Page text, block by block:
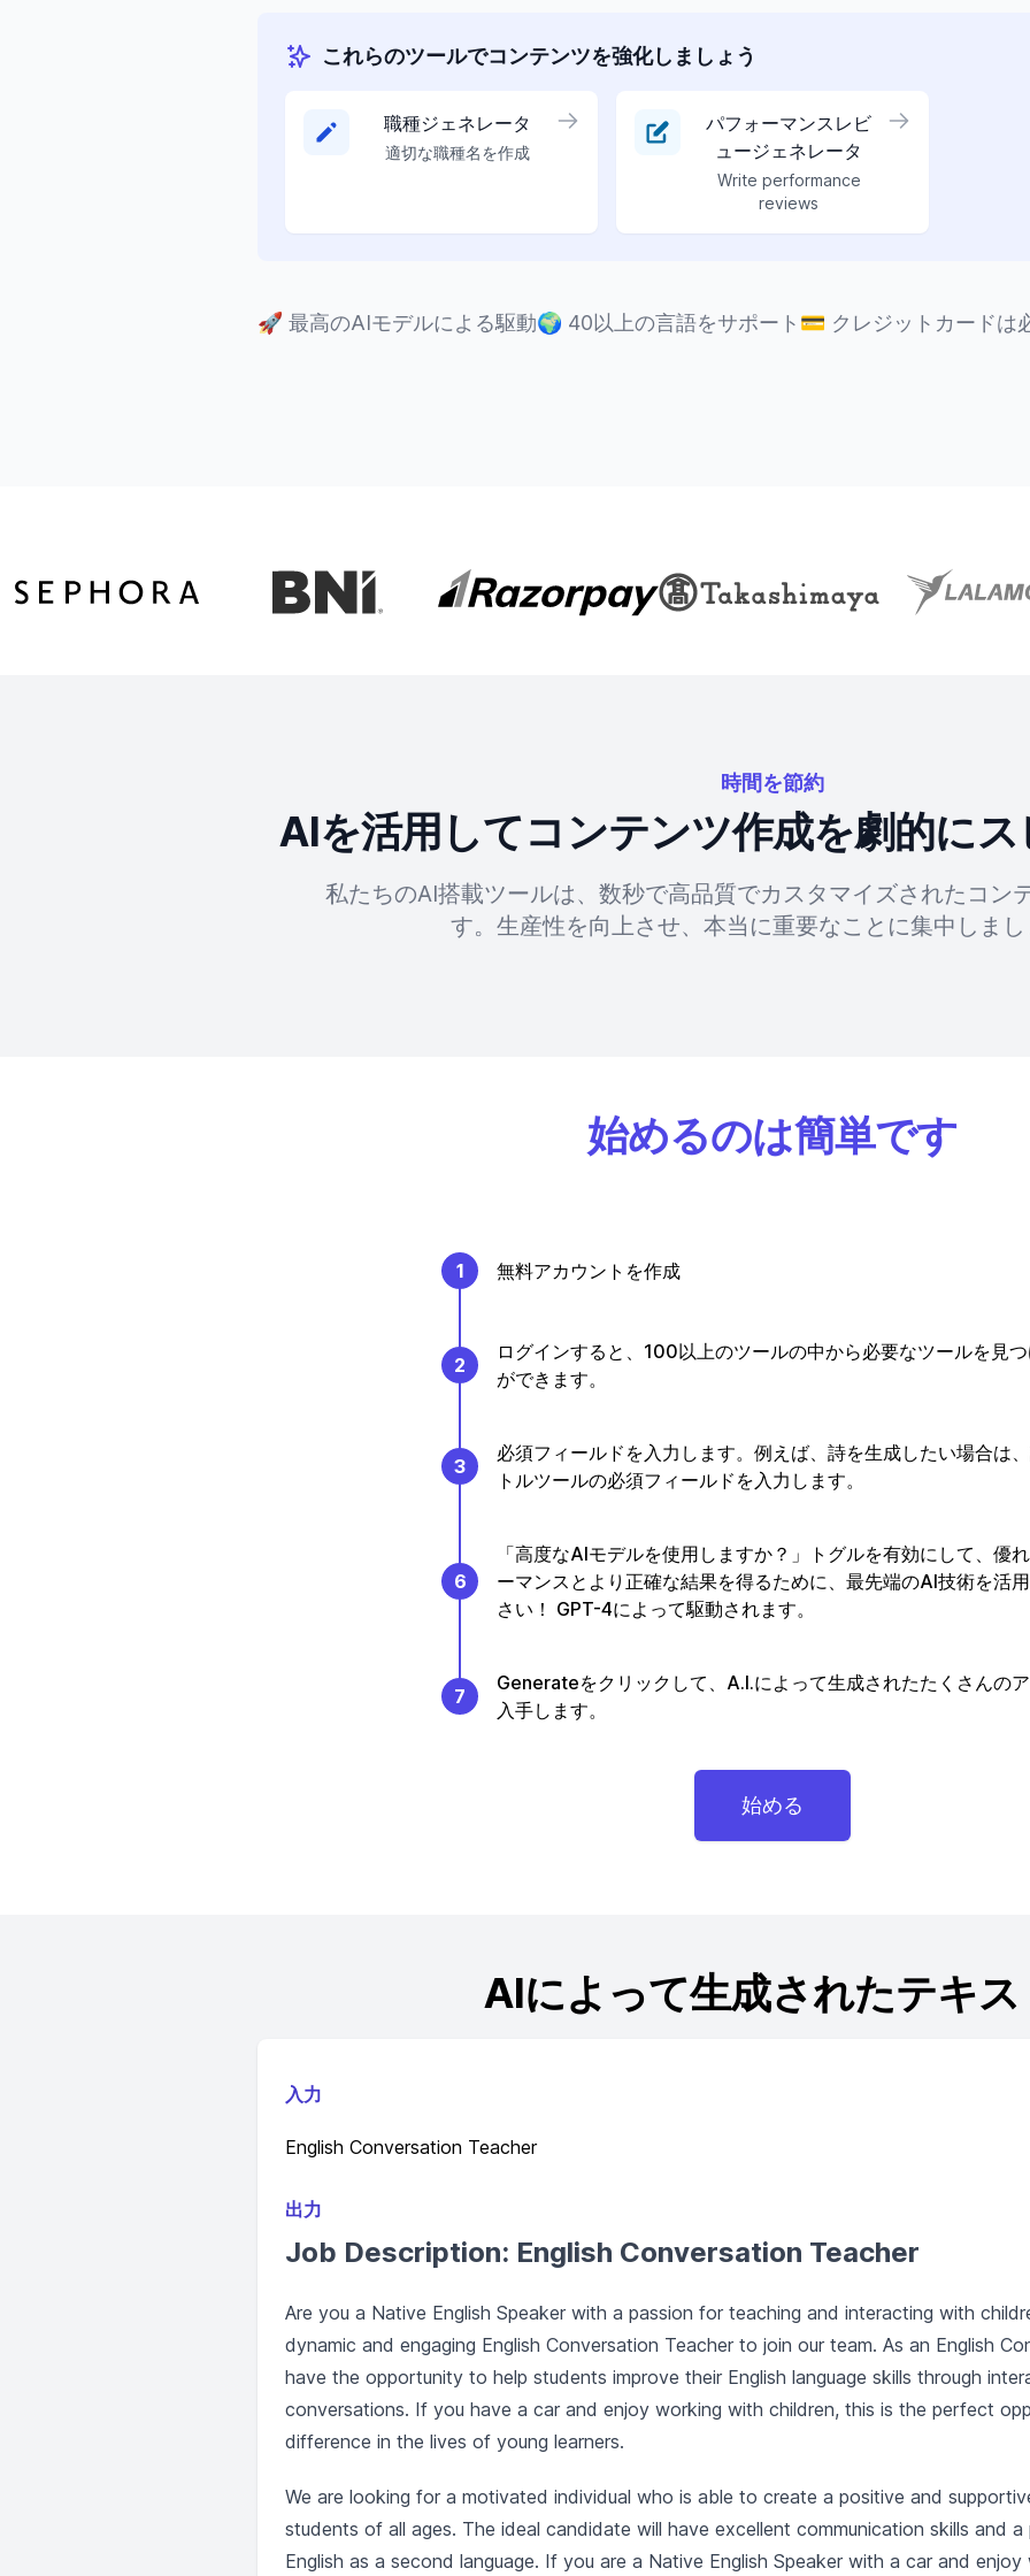
これらのツールでコンテンツを強化しましょう
職種ジェネレータ
適切な職種名を作成
パフォーマンスレビ
ュージェネレータ
Write performance
reviews
🚀 最高のAIモデルによる駆動🌍 40以上の言語をサポート 💳 クレジットカードは
時間を節約
AIを活用してコンテンツ作成を劇的に
私たちのAI搭載ツールは、数秒で高品質でカスタマイズされたコン
す。生産性を向上させ、本当に重要なことに集中しまし
始めるのは簡単です
1 無料アカウントを作成
2
ログインすると、100以上のツールの中から必要なツールを見つ
ができます。
3
必須フィールドを入力します。例えば、詩を生成したい場合は
トルツールの必須フィールドを入力します。
6
「高度なAIモデルを使用しますか？」トグルを有効にして、優
ーマンスとより正確な結果を得るために、最先端のAI技術を活
さい！ GPT-4によって駆動されます。
7
Generateをクリックして、A.I.によって生成されたたくさんの
入手します。
始める
AIによって生成されたテキス
入力
English Conversation Teacher
出力
Job Description: English Conversation Teacher
Are you a Native English Speaker with a passion for teaching and interacting with
dynamic and engaging English Conversation Teacher to join our team. As an English
have the opportunity to help students improve their English language skills through
conversations. If you have a car and enjoy working with children, this is the perfect
difference in the lives of young learners.
We are looking for a motivated individual who is able to create a positive and
students of all ages. The ideal candidate will have excellent communication skills and
English as a second language. If you are a Native English Speaker with a car and